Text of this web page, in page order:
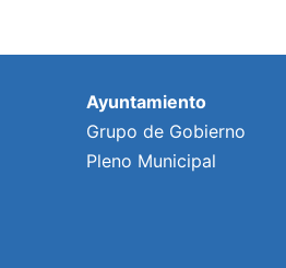
Ayuntamiento
Grupo de Gobierno
Pleno Municipal